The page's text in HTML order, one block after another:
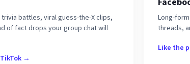
battles, viral guess-the-X clips,
of fact drops your group chat will
→
Long-
threads,
Like the